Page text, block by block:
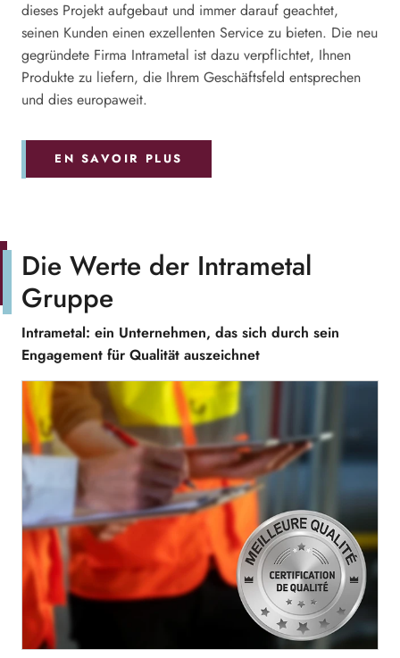
dieses Projekt aufgebaut und immer darauf geachtet,
seinen Kunden einen exzellenten Service zu bieten. Die neu
gegründete Firma Intrametal ist dazu verpflichtet, Ihnen
Produkte zu liefern, die Ihrem Geschäftsfeld entsprechen
und dies europaweit.
EN SAVOIR PLUS
Intrametal: ein Unternehmen, das sich durch sein
Engagement für Qualität auszeichnet
Die Werte der Intrametal
Gruppe